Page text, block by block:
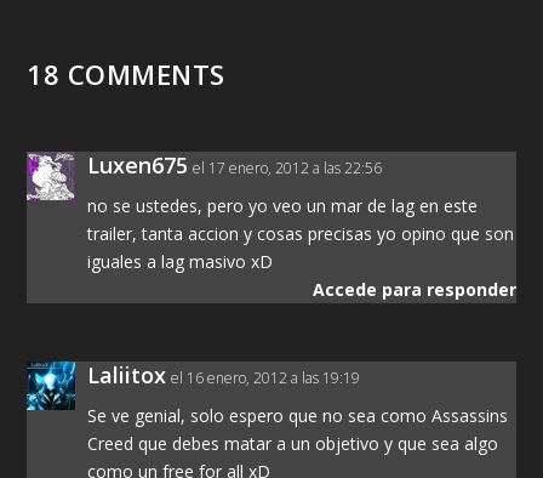
18 COMMENTS
Luxen675 el 17 enero, 2012 a las 22:56
no se ustedes, pero yo veo un mar de lag en este
trailer, tanta accion y cosas precisas yo opino que son
iguales a lag masivo xD
Accede para responder
Laliitox el 16 enero, 2012 a las 19:19
Se ve genial, solo espero que no sea como Assassins
Creed que debes matar a un objetivo y que sea algo
como un free for all xD